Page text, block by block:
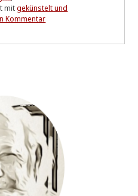
mitgekünstelt und
Kommentarzu
oder
einfach
nur
falsches
Wort
aus
Unkenntnis
...?